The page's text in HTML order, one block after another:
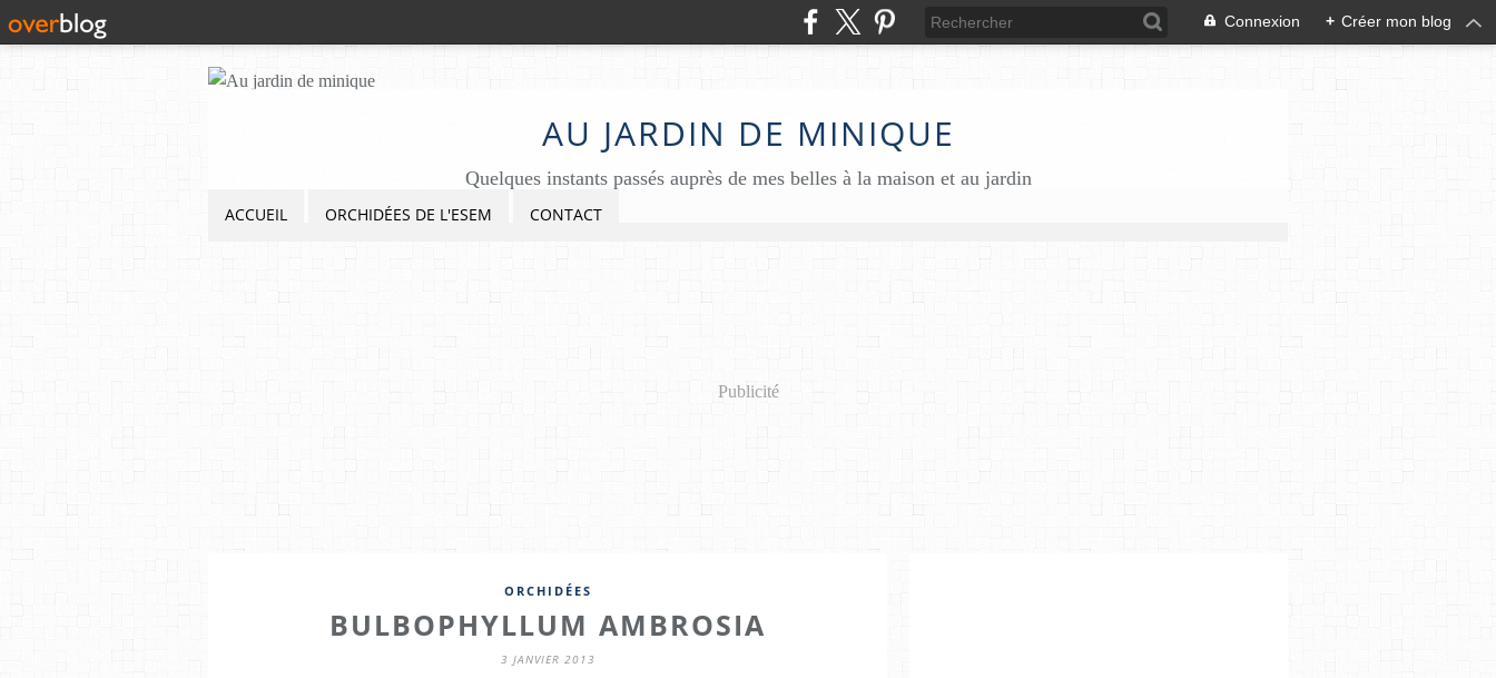
Connexion + Créer mon blog
AU JARDIN DE MINIQUE
Quelques instants passés auprès de mes belles à la maison et au jardin
ACCUEIL ORCHIDÉES DE L'ESEM CONTACT
Publicité
ORCHIDÉES
BULBOPHYLLUM AMBROSIA
3 JANVIER 2013